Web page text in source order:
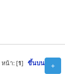
+
หน้า: [1] ขึ้นบน